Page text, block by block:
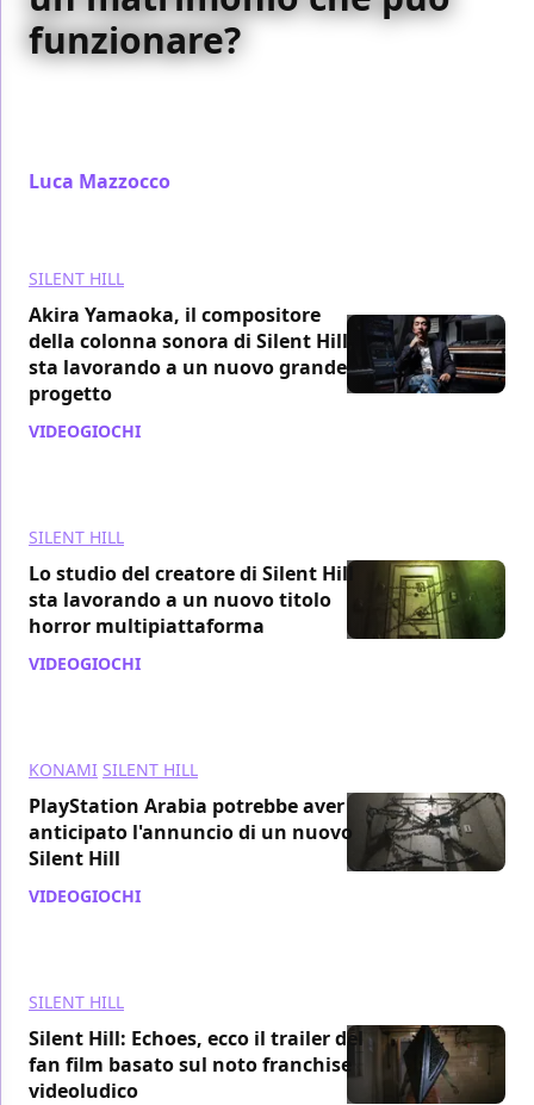
funzionare?
Luca Mazzocco
SILENT HILL
Akira Yamaoka, il compositore
della colonna sonora di Silent Hill,
sta lavorando a un nuovo grande
progetto
VIDEOGIOCHI
SILENT HILL
Lo studio del creatore di Silent Hill
sta lavorando a un nuovo titolo
horror multipiattaforma
VIDEOGIOCHI
KONAMI SILENT HILL
PlayStation Arabia potrebbe aver
anticipato l'annuncio di un nuovo
Silent Hill
VIDEOGIOCHI
SILENT HILL
Silent Hill: Echoes, ecco il trailer del
fan film basato sul noto franchise
videoludico